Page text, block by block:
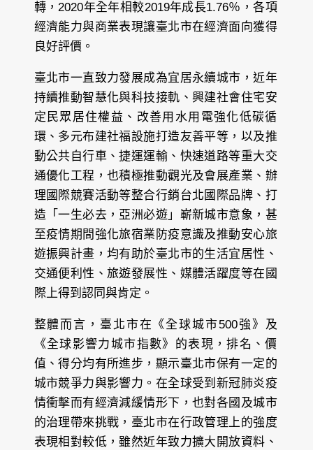
轉，2020年全年相較2019年成長1.76％，各項
經濟能力與商業表現讓臺北市在經濟面向獲得
良好評價。
臺北市一直致力發展成為宜居永續城市，近年
持續推動智慧化與科技接軌、興建社會住宅安
定民眾居住權益、改善用水用電強化低碳循
環、多元布建社福設施打造友善平等，以及推
動公共自行車、捷運運輸、快速道路等重大交
通優化工程，也積極推動觀光及會展產業、辦
理國際競賽活動等整合行銷台北國際品牌、打
造「一生必去，亞洲必遊」嶄新城市意象，甚
至疫情期間強化旅宿業防疫意識及推動安心旅
遊振興計畫，均有助於臺北市的生活宜居性、
交通便利性、旅遊發展性、媒體活躍度等在國
際上得到認同與肯定。
整體而言，臺北市在《全球城市500強》及
《全球影響力城市指數》的表現，排名、價
值、得分均有所進步，顯示臺北市保有一定的
城市競爭力與影響力。在全球受到新冠肺炎疫
情衝擊而有經濟減緩情形下，也對各國及城市
的治理帶來挑戰，臺北市在行政管理上的強度
表現相對較低，雖然近年致力擴大開放資料、